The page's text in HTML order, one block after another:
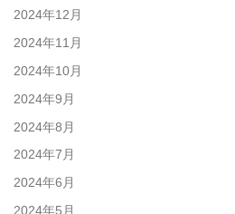
2024年12月
2024年11月
2024年10月
2024年9月
2024年8月
2024年7月
2024年6月
2024年5月